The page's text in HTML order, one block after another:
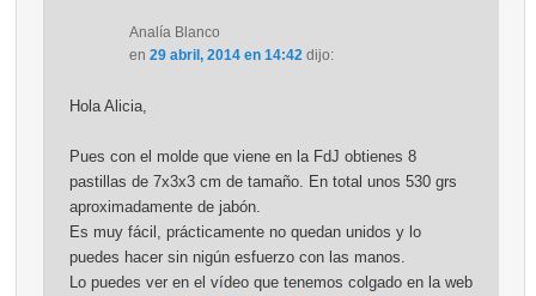
Analía Blanco
en 29 abril, 2014 en 14:42 dijo:
Hola Alicia,
Pues con el molde que viene en la FdJ obtienes 8
pastillas de 7x3x3 cm de tamaño. En total unos 530 grs
aproximadamente de jabón.
Es muy fácil, prácticamente no quedan unidos y lo
puedes hacer sin nigún esfuerzo con las manos.
Lo puedes ver en el vídeo que tenemos colgado en la web